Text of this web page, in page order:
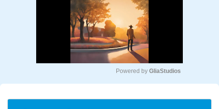
u
Powered by GliaStudios